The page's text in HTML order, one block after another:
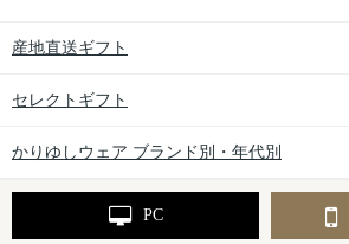
産地直送ギフト
セレクトギフト
かりゆしウェア ブランド別・年代別
PC